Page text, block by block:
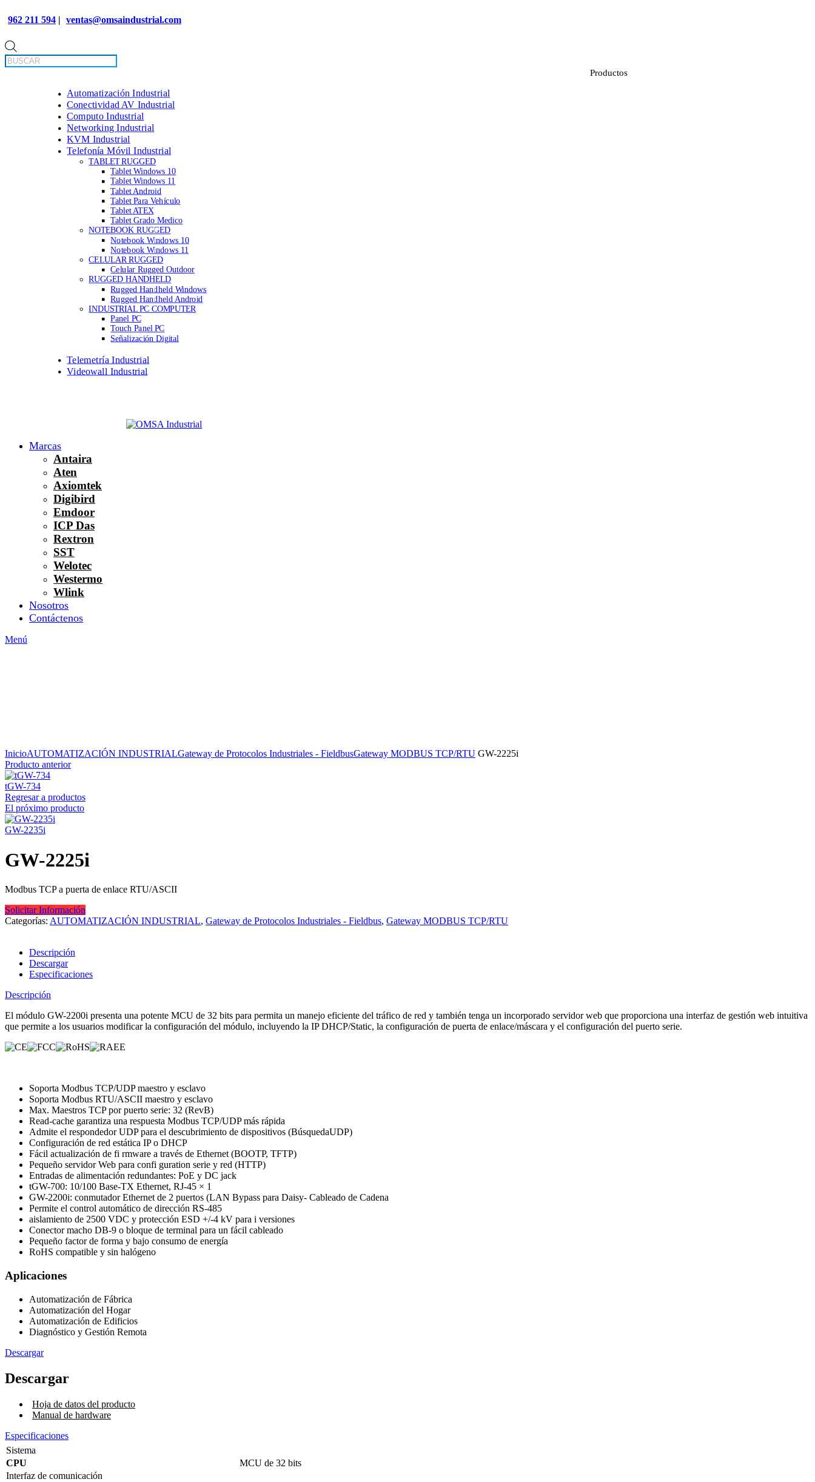
962 211 594 | ventas@omsaindustrial.com
de
productos
Automatización Industrial
Conectividad AV Industrial
Computo Industrial
Networking Industrial
KVM Industrial
Telefonía Móvil Industrial
TABLET RUGGED
Tablet Windows 10
Tablet Windows 11
Tablet Android
Tablet Para Vehículo
Tablet ATEX
Tablet Grado Medico
NOTEBOOK RUGGED
Notebook Windows 10
Notebook Windows 11
CELULAR RUGGED
Celular Rugged Outdoor
RUGGED HANDHELD
Rugged Handheld Windows
Rugged Handheld Android
INDUSTRIAL PC COMPUTER
Panel PC
Touch Panel PC
Señalización Digital
Telemetría Industrial
Videowall Industrial
Marcas
Antaira
Aten
Axiomtek
Digibird
Emdoor
ICP Das
Rextron
SST
Welotec
Westermo
Wlink
Nosotros
Contáctenos
Menú
InicioAUTOMATIZACIÓN INDUSTRIALGateway de Protocolos Industriales - FieldbusGateway MODBUS TCP/RTU GW-2225i
Producto anterior
tGW-734
Regresar a productos
El próximo producto
GW-2235i
GW-2225i
Modbus TCP a puerta de enlace RTU/ASCII
Solicitar Información
Categorías: AUTOMATIZACIÓN INDUSTRIAL, Gateway de Protocolos Industriales - Fieldbus, Gateway MODBUS TCP/RTU
Descripción
Descargar
Especificaciones
Descripción
El módulo GW-2200i presenta una potente MCU de 32 bits para permita un manejo eficiente del tráfico de red y también tenga un incorporado servidor web que proporciona una interfaz de gestión web intuitiva
que permite a los usuarios modificar la configuración del módulo, incluyendo la IP DHCP/Static, la configuración de puerta de enlace/máscara y el configuración del puerto serie.
Soporta Modbus TCP/UDP maestro y esclavo
Soporta Modbus RTU/ASCII maestro y esclavo
Max. Maestros TCP por puerto serie: 32 (RevB)
Read-cache garantiza una respuesta Modbus TCP/UDP más rápida
Admite el respondedor UDP para el descubrimiento de dispositivos (BúsquedaUDP)
Configuración de red estática IP o DHCP
Fácil actualización de fi rmware a través de Ethernet (BOOTP, TFTP)
Pequeño servidor Web para confi guration serie y red (HTTP)
Entradas de alimentación redundantes: PoE y DC jack
tGW-700: 10/100 Base-TX Ethernet, RJ-45 × 1
GW-2200i: conmutador Ethernet de 2 puertos (LAN Bypass para Daisy- Cableado de Cadena
Permite el control automático de dirección RS-485
aislamiento de 2500 VDC y protección ESD +/-4 kV para i versiones
Conector macho DB-9 o bloque de terminal para un fácil cableado
Pequeño factor de forma y bajo consumo de energía
RoHS compatible y sin halógeno
Aplicaciones
Automatización de Fábrica
Automatización del Hogar
Automatización de Edificios
Diagnóstico y Gestión Remota
Descargar
Descargar
Hoja de datos del producto
Manual de hardware
Especificaciones
Sistema
CPU
MCU de 32 bits
Interfaz de comunicación